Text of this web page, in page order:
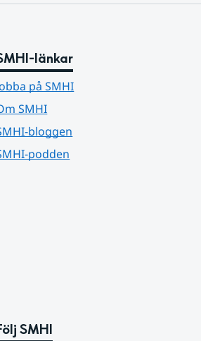
länkar
på SMHI
SMHI
bloggen
podden
SMHI